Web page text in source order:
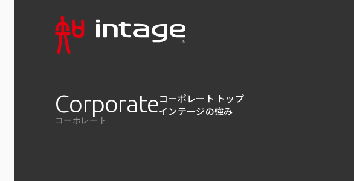
Corporate
コーポレート
コーポレート トップ
インテージの強み